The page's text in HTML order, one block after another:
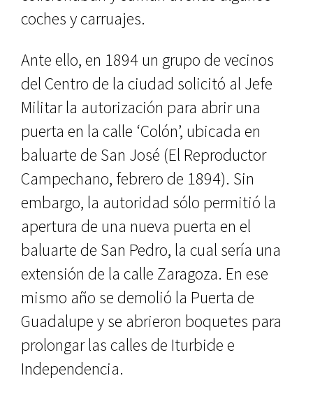
coches y carruajes.
Ante ello, en 1894 un grupo de ve­cinos
del Centro de la ciudad solici­tó al Jefe
Militar la autorización para abrir una
puerta en la calle ‘Colón’, ubicada en
baluarte de San José (El Reproductor
Campechano, febrero de 1894). Sin
embargo, la autoridad sólo permitió la
apertura de una nue­va puerta en el
baluarte de San Pe­dro, la cual sería una
extensión de la calle Zaragoza. En ese
mismo año se demolió la Puerta de
Guadalupe y se abrieron boquetes para
prolongar las calles de Iturbide e
Independencia.